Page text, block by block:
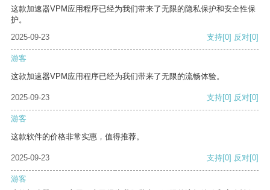
这款加速器VPM应用程序已经为我们带来了无限的隐私保护和安全性保
护。
2025-09-23
支持[0] 反对[0]
游客
这款加速器VPM应用程序已经为我们带来了无限的流畅体验。
2025-09-23 支持[0] 反对[0]
游客
这款软件的价格非常实惠，值得推荐。
2025-09-23 支持[0] 反对[0]
游客